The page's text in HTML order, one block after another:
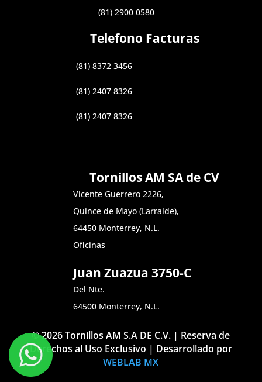
(81) 2900 0580
Telefono Facturas
(81) 8372 3456
(81) 2407 8326
(81) 2407 8326
Tornillos AM SA de CV
Vicente Guerrero 2226,
Quince de Mayo (Larralde),
64450 Monterrey, N.L.
Oficinas
Juan Zuazua 3750-C
Del Nte.
64500 Monterrey, N.L.
© 2026 Tornillos AM S.A DE C.V. | Reserva de
Derechos al Uso Exclusivo | Desarrollado por
WEBLAB MX